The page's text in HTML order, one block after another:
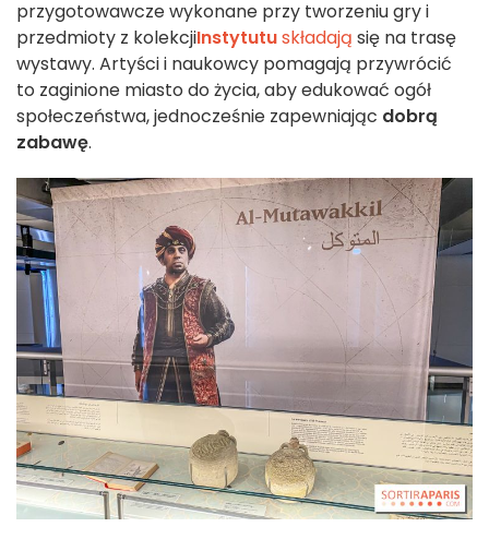
przygotowawcze wykonane przy tworzeniu gry i
przedmioty z kolekcjiInstytutuskładają się na trasę
wystawy. Artyści i naukowcy pomagają przywrócić
to zaginione miasto do życia, aby edukować ogół
społeczeństwa, jednocześnie zapewniając dobrą
zabawę.